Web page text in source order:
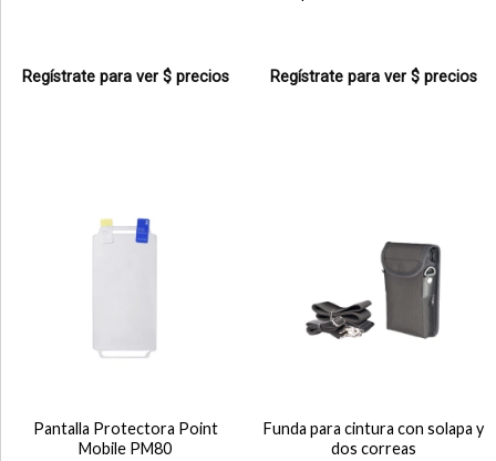
Regístrate para ver $ precios Regístrate para ver $ precios
Pantalla Protectora Point
Mobile PM80
Funda para cintura con solapa y
dos correas